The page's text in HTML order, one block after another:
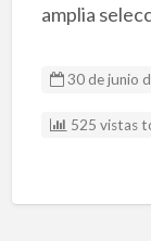
amplia
30 de junio
525 vistas